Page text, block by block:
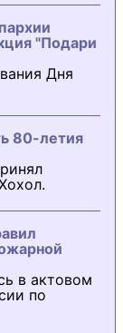
"Подари
Дня
80-летия
в актовом
по